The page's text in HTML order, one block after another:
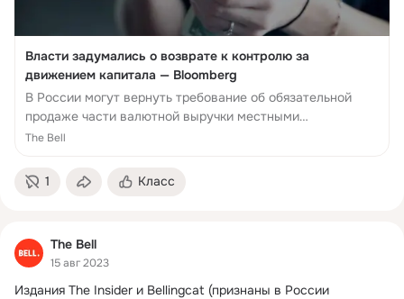
Власти задумались о возврате к контролю за
движением капитала — Bloomberg
В России могут вернуть требование об обязательной
продаже части валютной выручки местными
экспортерами. По информации Bloomberg, предложение
The Bell
1 Класс
The Bell
15 авг 2023
Издания The Insider и Bellingcat (признаны в России